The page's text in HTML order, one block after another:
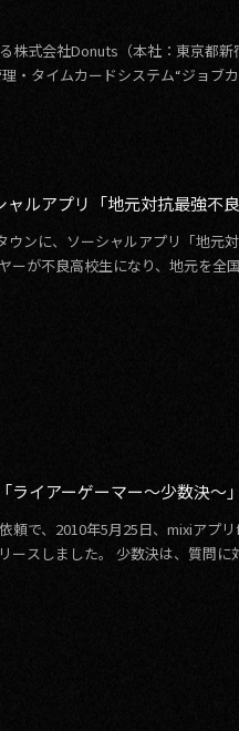
株式会社Donuts（本社：東京
・タイムカードシステム“ジョブ
ャルアプリ「地元対抗最強不
ウンに、ソーシャルアプリ「地元
ーが不良高校生になり、地元を全
ライアーゲーマー～少数決～
頼で、2010年5月25日、mixiアプ
ースしました。 少数決は、質問に